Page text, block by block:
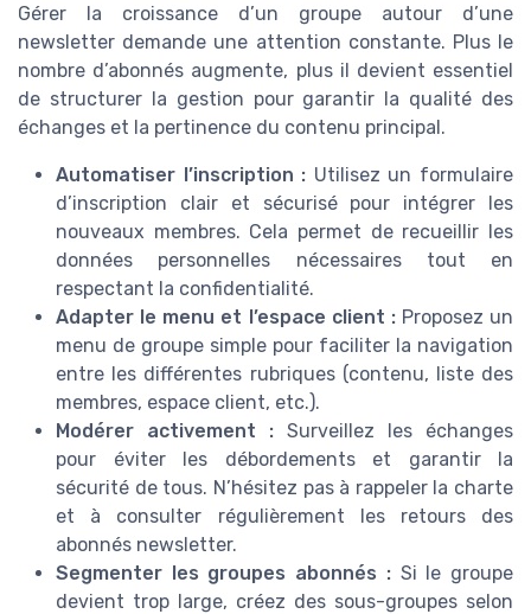
Gérer la croissance d’un groupe autour d’une
newsletter demande une attention constante. Plus le
nombre d’abonnés augmente, plus il devient essentiel
de structurer la gestion pour garantir la qualité des
échanges et la pertinence du contenu principal.
Automatiser l’inscription : Utilisez un formulaire
d’inscription clair et sécurisé pour intégrer les
nouveaux membres. Cela permet de recueillir les
données personnelles nécessaires tout en
respectant la confidentialité.
Adapter le menu et l’espace client :Proposez un
menu de groupe simple pour faciliter la navigation
entre les différentes rubriques (contenu, liste des
membres, espace client, etc.).
Modérer activement : Surveillez les échanges
pour éviter les débordements et garantir la
sécurité de tous. N’hésitez pas à rappeler la charte
et à consulter régulièrement les retours des
abonnés newsletter.
Segmenter les groupes abonnés :Si le groupe
devient trop large, créez des sous-groupes selon